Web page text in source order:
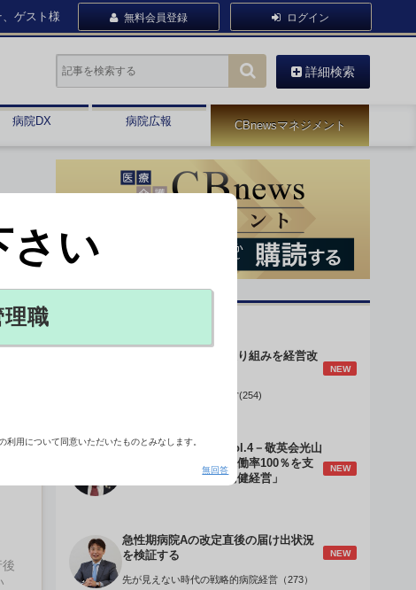
ゲスト様 無料会員登録 ログイン
詳細検索
病院DX 病院広報 CBnewsマネジメント
身体的拘束最小化の取り組みを経営改
NEW
データで読み解く病院経営(254)
介護経営のデザインVol.4－敬英会光山
誠理事長 「驚異の稼働率100％を支
える『顧客目線』の老健経営」
NEW
急性期病院Aの改定直後の届け出状況
を検証する
NEW
先が見えない時代の戦略的病院経営（273）
さい
理職
用について同意いただいたものとみなします。
無回答